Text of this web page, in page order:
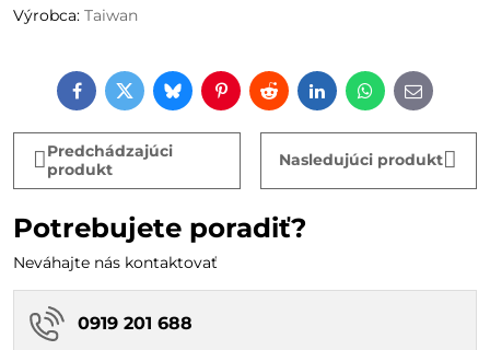
Výrobca: Taiwan
FacebookTwitterBlueskyPinterestRedditLinkedInWhatsApp
E-
mail
Predchádzajúci
produkt
Nasledujúci produkt
Potrebujete poradiť?
Neváhajte nás kontaktovať
0919 201 688